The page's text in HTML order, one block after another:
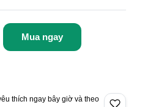
Mua ngay
thích ngay bây giờ và theo